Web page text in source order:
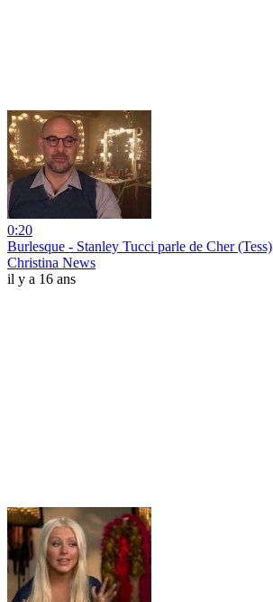
0:20
Burlesque - Stanley Tucci parle de Cher (Tess)
Christina News
il y a 16 ans